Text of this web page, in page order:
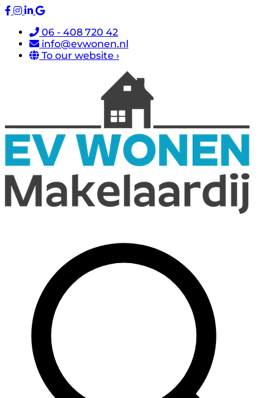
06 - 408 720 42
info@evwonen.nl
To our website ›